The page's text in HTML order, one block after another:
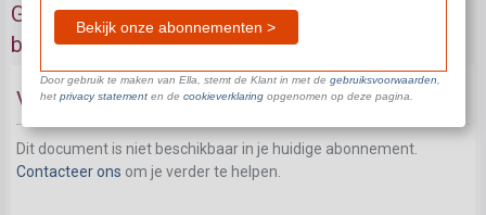
Gewoon niet-concurrentiebeding (arbeiders en
bedienden)
Vormvereisten van het niet-concurrentiebeding
Dit document is niet beschikbaar in je huidige abonnement.
Contacteer ons om je verder te helpen.
Bekijk onze abonnementen >
Door gebruik te maken van Ella, stemt de Klant in met de gebruiksvoorwaarden
het privacy statementen de cookieverklaringopgenomen op deze pagina.